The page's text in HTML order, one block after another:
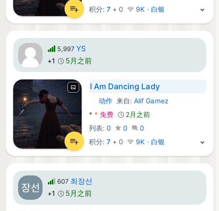
积分: 7+ 0 9K · 白银
5,997 YS
+1 5月之前
I Am Dancing Lady
Android 游戏:
动作来自:Alif Gamez
* * 免费
2月之前
列表: 0 0
0
积分: 7+ 0 9K · 白银
607 최장선
+1 5月之前